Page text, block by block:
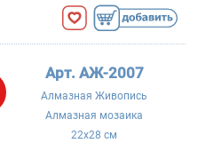
Арт. АЖ-2007
Алмазная Живопись
Алмазная мозаика
22x28 см